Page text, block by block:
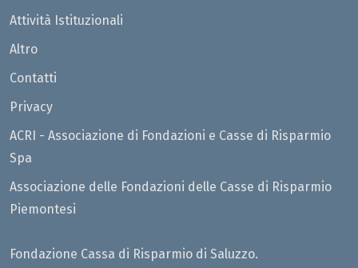
Attività Istituzionali
Altro
Contatti
Privacy
ACRI - Associazione di Fondazioni e Casse di Risparmio
Spa
Associazione delle Fondazioni delle Casse di Risparmio
Piemontesi
Fondazione Cassa di Risparmio di Saluzzo.